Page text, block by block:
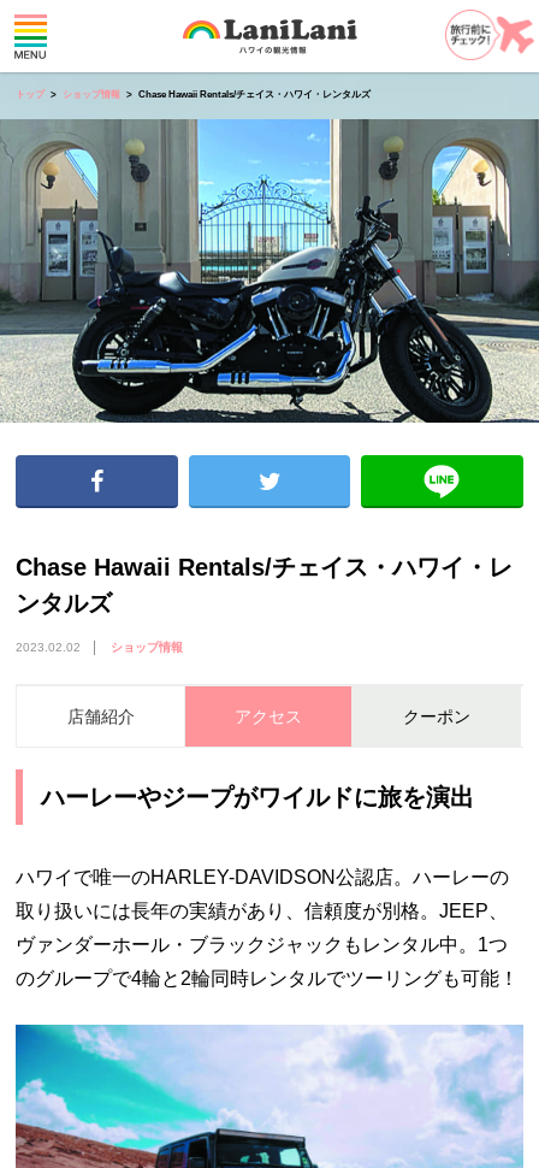
トップ ショップ情報 Chase Hawaii Rentals/チェイス・ハワイ・レンタルズ
Chase Hawaii Rentals/チェイス・ハワイ・レ
ンタルズ
2023.02.02 ショップ情報
店舗紹介 アクセス クーポン
ハーレーやジープがワイルドに旅を演出
ハワイで唯一のHARLEY-DAVIDSON公認店。ハーレーの
取り扱いには長年の実績があり、信頼度が別格。JEEP
ヴァンダーホール・ブラックジャックもレンタル中。 1つ
のグループで4輪と 2輪同時レンタルでツーリングも可能！